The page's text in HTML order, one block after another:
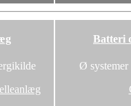
Batteri
Ø